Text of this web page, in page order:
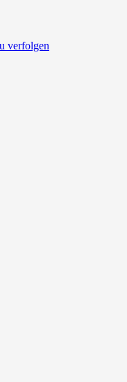
verfolgen